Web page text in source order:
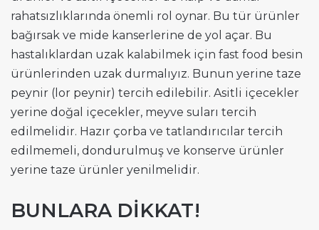
rahatsızlıklarında önemli rol oynar. Bu tür ürünler
bağırsak ve mide kanserlerine de yol açar. Bu
hastalıklardan uzak kalabilmek için fast food besin
ürünlerinden uzak durmalıyız. Bunun yerine taze
peynir (lor peynir) tercih edilebilir. Asitli içecekler
yerine doğal içecekler, meyve suları tercih
edilmelidir. Hazır çorba ve tatlandırıcılar tercih
edilmemeli, dondurulmuş ve konserve ürünler
yerine taze ürünler yenilmelidir.
BUNLARA DİKKAT!